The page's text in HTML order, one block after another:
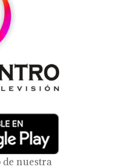
de nuestra